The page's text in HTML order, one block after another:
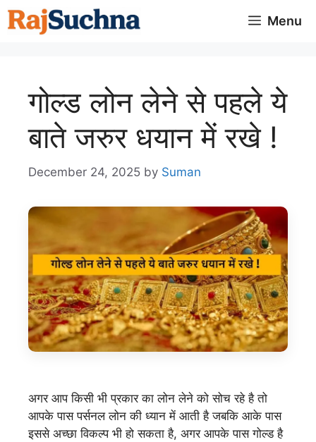
Skip
to
Menu
गोल्ड लोन लेने से पहले ये
बाते जरुर धयान में रखे !
December 24, 2025 by Suman
अगर आप किसी भी प्रकार का लोन लेने को सोच रहे है तो
आपके पास पर्सनल लोन की ध्यान में आती है जबकि आके पास
इससे अच्छा विकल्प भी हो सकता है, अगर आपके पास गोल्ड है